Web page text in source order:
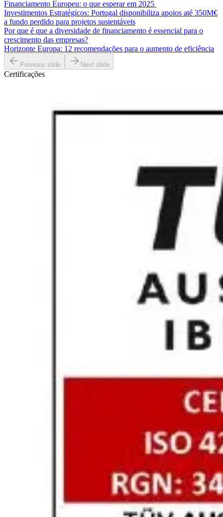
Financiamento Europeu: o que esperar em 2025
Investimentos Estratégicos: Portugal disponibiliza apoios até 350M€
a fundo perdido para projetos sustentáveis
Por que é que a diversidade de financiamento é essencial para o
crescimento das empresas?
Horizonte Europa: 12 recomendações para o aumento de eficiência
Previous slide Next slide
Certificações